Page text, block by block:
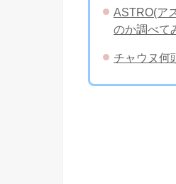
ASTRO(ア
のか調べて
チャウヌ何